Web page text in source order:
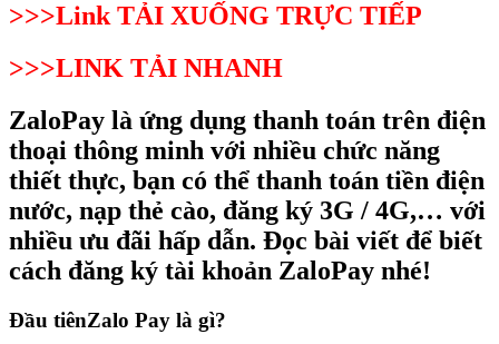
>>>Link TẢI XUỐNG TRỰC TIẾP
>>>LINK TẢI NHANH
ZaloPay là ứng dụng thanh toán trên điện
thoại thông minh với nhiều chức năng
thiết thực, bạn có thể thanh toán tiền điện
nước, nạp thẻ cào, đăng ký 3G / 4G,… với
nhiều ưu đãi hấp dẫn. Đọc bài viết để biết
cách đăng ký tài khoản ZaloPay nhé!
Đầu tiênZalo Pay là gì?